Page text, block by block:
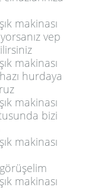
makinası
vep
makinası
hurdaya
makinası
bizi
makinası
makinası